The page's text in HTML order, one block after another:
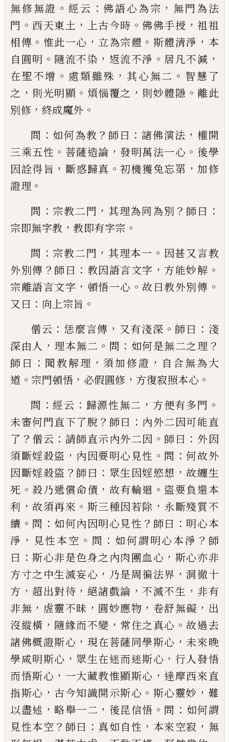
無修無證 。 經云 ：佛語心為宗 ， 無門為法
門 。 西天東土 ， 上古今時 。佛佛手授 ， 祖祖
相傳 。 惟此一心 ， 立為宗體 。 斯體清淨 ， 本
自圓明 。 隨流不染 ， 返流不淨 。 居凡不減 ，
在聖不增 。 處類雖殊 ， 其心無二 。 智慧了
之 ， 則光明顯 。 煩惱覆之 ， 則妙體隱 。 離此
別修 ， 終成魔外 。
問 ： 如何為教 ？ 師曰 ：諸佛演法 ， 權開
三乘五性 。 菩薩造論 ， 發明萬法一心 。 後學
因詮得旨 ， 斷惑歸真 。初機獲兔忘罤 ，加修
證理 。
問 ： 宗教二門 ，其理為同為別 ？ 師曰 ：
宗即無字教 ， 教即有字宗 。
問 ： 宗教二門 ，其理本一 。 因甚又言教
外別傳 ？ 師曰 ： 教因語言文字 ， 方能妙解 。
宗離語言文字 ， 頓悟一心 。故 曰教外別傳 。
又曰 ： 向上宗旨 。
僧云 ： 恁麼言傳 ， 又有淺深 。 師曰 ： 淺
深由人 ， 理本無二 。 問 ： 如何是無二之理 ？
師曰 ： 聞教解理 ， 須加修證 ， 自合無為大
道 。 宗門頓悟 ， 必假圓修 ， 方復寂照本心 。
問 ： 經云 ： 歸源性無二 ， 方便有多門 。
未審何門直下了脫 ？ 師曰 ： 內外二因可能直
了 ？ 僧云 ： 請師直示內外二因 。 師曰 ： 外因
須斷婬殺盜 ， 內因要明心見性 。 問 ：何故外
因斷婬殺盜 ？ 師曰 ： 眾生因婬慾想 ，故纏生
死 。 殺乃遞償命債 ， 故有輪迴 。 盜要負還本
利 ，故須再來 。 斯三種因若除 ， 永斷殘質不
續 。 問 ： 如何內因明心見性 ？ 師曰 ： 明心本
淨 ， 見性本空 。 問 ： 如何謂明心本淨 ？ 師
曰 ：斯心非是色身之內肉團血心 ， 斯心亦非
方寸之中生滅妄心 ， 乃是周徧法界 ， 洞徹十
方 ， 超出對待 ， 絕諸戲論 ，不滅不生 ， 非有
非無 ， 虗靈不昧 ， 圓妙應物 ， 卷舒無礙 ， 出
沒縱橫 ， 隨緣而不變 ， 常住之真心 。故過去
諸佛概證斯心 ， 現在菩薩同學斯心 ， 未來晚
學咸明斯心 ， 眾生在迷而迷斯心 ， 行人發悟
而悟斯心 ， 一大藏教惟顯斯心 ， 達摩西來直
指斯心 ， 古今知識開示斯心 。 斯心靈妙 ， 難
以盡述 ， 略舉一二 ， 後昆信悟 。 問 ： 如何謂
見性本空 ？ 師曰 ： 真如自性 ， 本來空寂 ， 無